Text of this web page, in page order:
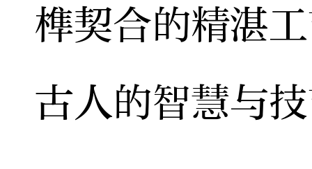
榫契合的精湛
古人的智慧与